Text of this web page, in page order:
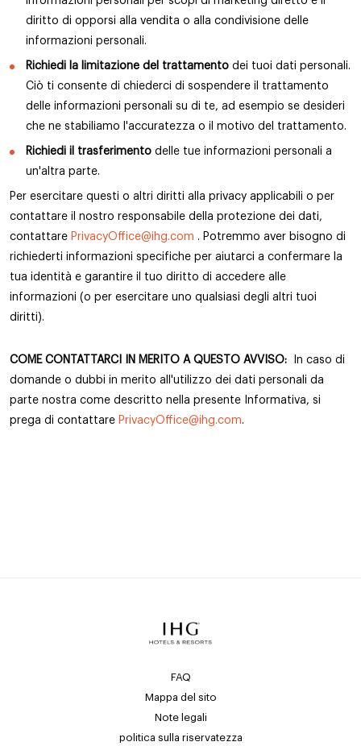
diritto di opporsi alla vendita o alla condivisione delle
informazioni personali.
Richiedi la limitazione del trattamento dei tuoi dati personali.
Ciò ti consente di chiederci di sospendere il trattamento
delle informazioni personali su di te, ad esempio se desideri
che ne stabiliamo l'accuratezza o il motivo del trattamento.
Richiedi il trasferimento delle tue informazioni personali a
un'altra parte.
Per esercitare questi o altri diritti alla privacy applicabili o per
contattare il nostro responsabile della protezione dei dati,
contattare PrivacyOffice@ihg.com . Potremmo aver bisogno di
richiederti informazioni specifiche per aiutarci a confermare la
tua identità e garantire il tuo diritto di accedere alle
informazioni (o per esercitare uno qualsiasi degli altri tuoi
diritti).
COME CONTATTARCI IN MERITO A QUESTO AVVISO:
In caso di
domande o dubbi in merito all'utilizzo dei dati personali da
parte nostra come descritto nella presente Informativa, si
prega di contattare PrivacyOffice@ihg.com.
FAQ
Mappa del sito
Note legali
politica sulla riservatezza